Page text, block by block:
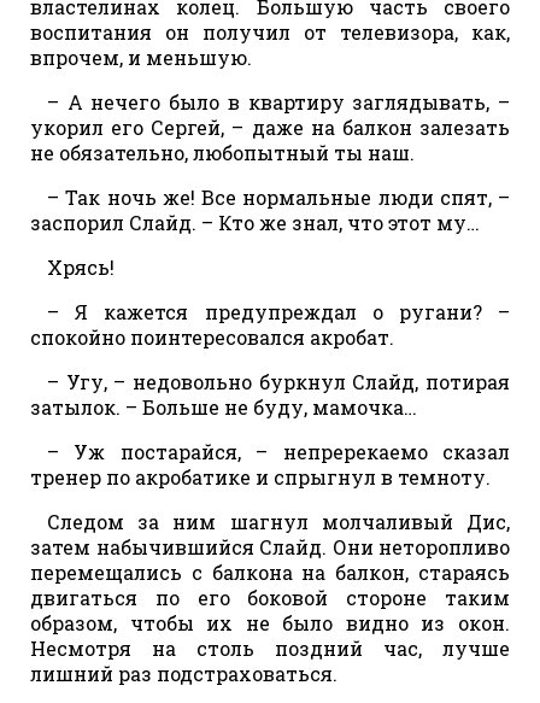
властелинах колец. Большую часть своего
воспитания он получил от телевизора, как,
впрочем, и меньшую.
– А нечего было в квартиру заглядывать, –
укорил его Сергей, – даже на балкон залезать
не обязательно, любопытный ты наш.
– Так ночь же! Все нормальные люди спят, –
заспорил Слайд. – Кто же знал, что этот му…
Хрясь!
– Я кажется предупреждал о ругани? –
спокойно поинтересовался акробат.
– Угу, – недовольно буркнул Слайд, потирая
затылок. – Больше не буду, мамочка…
– Уж постарайся, – непререкаемо сказал
тренер по акробатике и спрыгнул в темноту.
Следом за ним шагнул молчаливый Дис,
затем набычившийся Слайд. Они неторопливо
перемещались с балкона на балкон, стараясь
двигаться по его боковой стороне таким
образом, чтобы их не было видно из окон.
Несмотря на столь поздний час, лучше
лишний раз подстраховаться.